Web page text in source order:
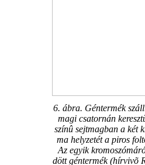
6. ábra. Géntermék
magi csatornán
színû sejtmagban a két
ma helyzetét a piros
Az egyik
dött géntermék (hírvivõ